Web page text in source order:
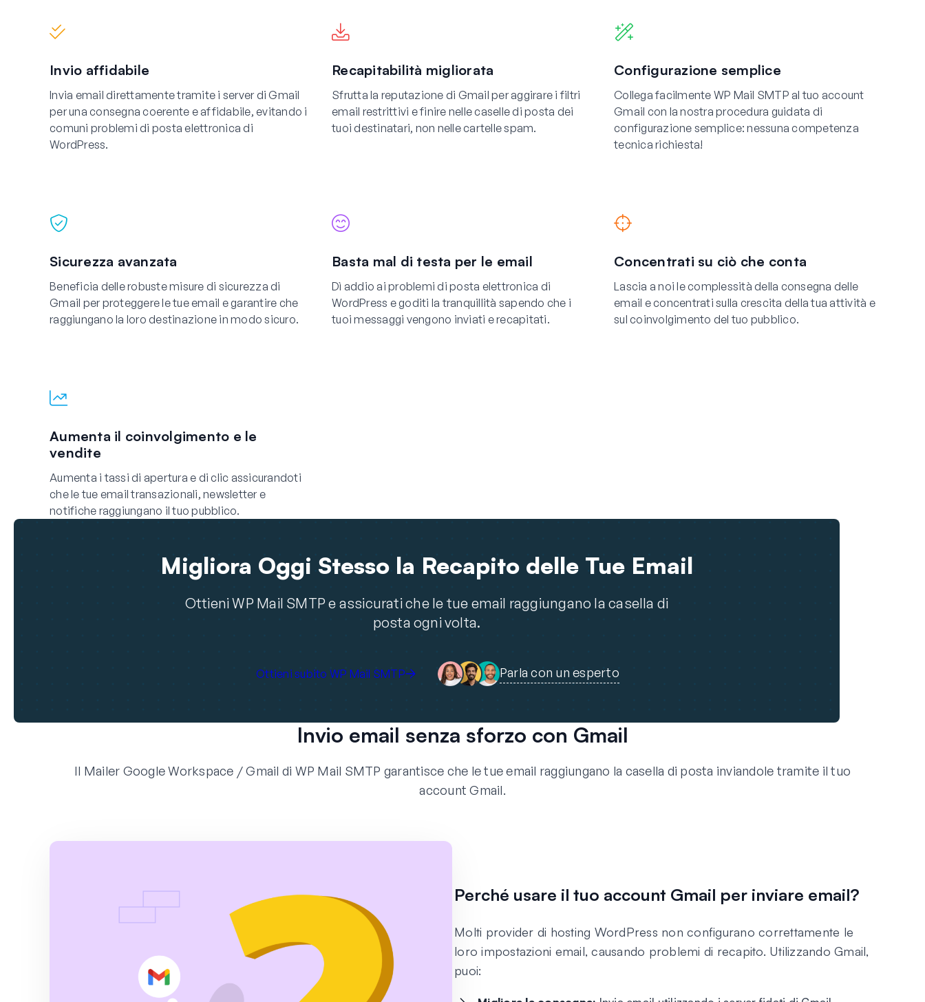
Invio affidabile
Invia email direttamente tramite i server di Gmail
per una consegna coerente e affidabile, evitando i
comuni problemi di posta elettronica di
WordPress.
Recapitabilità migliorata
Sfrutta la reputazione di Gmail per aggirare i filtri
email restrittivi e finire nelle caselle di posta dei
tuoi destinatari, non nelle cartelle spam.
Configurazione semplice
Collega facilmente WP Mail SMTP al tuo account
Gmail con la nostra procedura guidata di
configurazione semplice: nessuna competenza
tecnica richiesta!
Sicurezza avanzata
Beneficia delle robuste misure di sicurezza di
Gmail per proteggere le tue email e garantire che
raggiungano la loro destinazione in modo sicuro.
Basta mal di testa per le email
Dì addio ai problemi di posta elettronica di
WordPress e goditi la tranquillità sapendo che i
tuoi messaggi vengono inviati e recapitati.
Concentrati su ciò che conta
Lascia a noi le complessità della consegna delle
email e concentrati sulla crescita della tua attività e
sul coinvolgimento del tuo pubblico.
Aumenta il coinvolgimento e le
vendite
Aumenta i tassi di apertura e di clic assicurandoti
che le tue email transazionali, newsletter e
notifiche raggiungano il tuo pubblico.
Migliora Oggi Stesso la Recapito delle Tue Email
Ottieni WP Mail SMTP e assicurati che le tue email raggiungano la casella di
posta ogni volta.
Ottieni subito WP Mail SMTP Parla con un esperto
Invio email senza sforzo con Gmail
Il Mailer Google Workspace / Gmail di WP Mail SMTP garantisce che le tue email raggiungano la casella di posta inviandole tramite il tuo
account Gmail.
Perché usare il tuo account Gmail per inviare email?
Molti provider di hosting WordPress non configurano correttamente le
loro impostazioni email, causando problemi di recapito. Utilizzando Gmail,
puoi: